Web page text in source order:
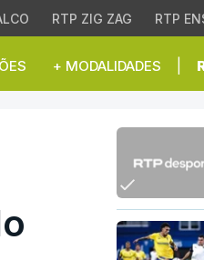
RTP ZIG ZAG RTP
+ MODALIDADES
33.ª